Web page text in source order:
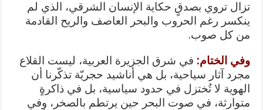
تزال تروي بصدقٍ حكاية الإنسان الشرقي، الذي لم
ينكسر رغم الحروب والبحر العاصف والريح القادمة
من كل صوب.
وفي الختام: في شرق الجزيرة العربية، ليست القلاع
مجرد آثار سياحية، بل هي أناشيد حجريّة تذكّرنا أن
الهوية لا تُختزل في حدود سياسية، بل في ذاكرةٍ
متوارثة، في صوت البحر حين يرتطم بالصخر، وفي